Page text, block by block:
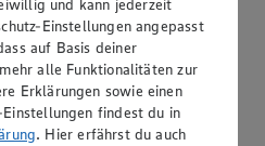
am 7. August um 08:00 Uhr
anzeigen
anzeigen
Einstellungen angepasst
auf Basis deiner
alle Funktionalitäten zur
Erklärungen sowie einen
findest du in
. Hier erfährst du auch